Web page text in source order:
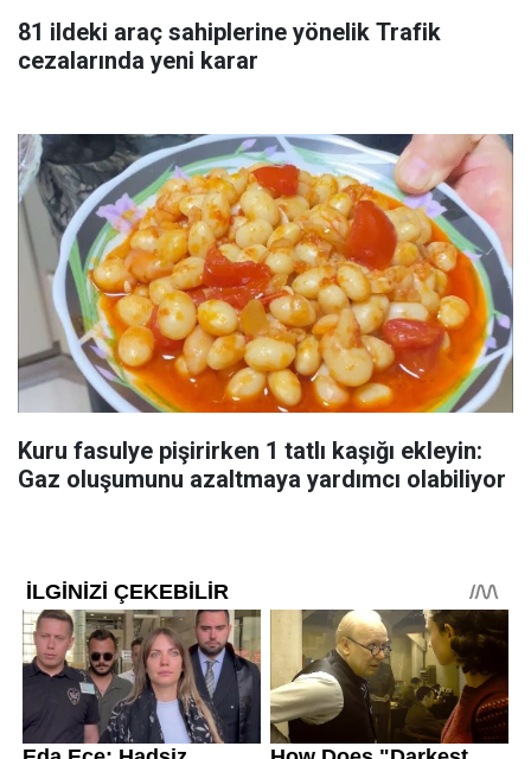
81 ildeki araç sahiplerine yönelik Trafik
cezalarında yeni karar
Kuru fasulye pişirirken 1 tatlı kaşığı ekleyin:
Gaz oluşumunu azaltmaya yardımcı olabiliyor